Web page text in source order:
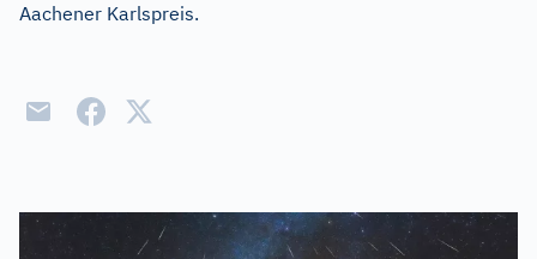
Aachener Karlspreis.